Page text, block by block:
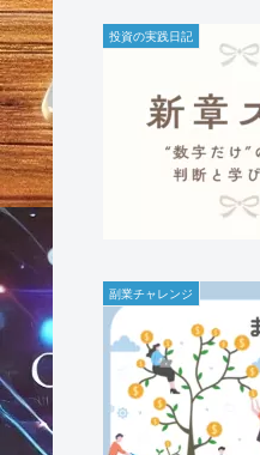
投資の実践日記
副業チャレンジ